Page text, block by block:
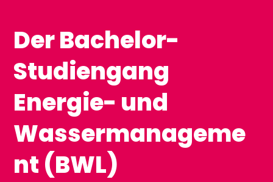
Der Bachelor-
Studiengang
Energie- und
Wassermanageme
nt (BWL)